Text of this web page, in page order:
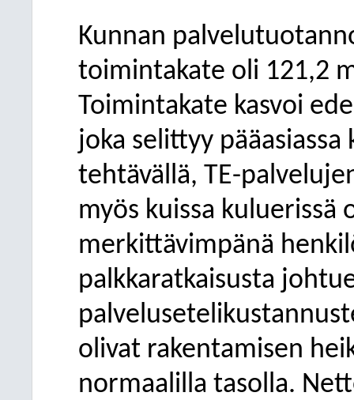
Kunnan
toimintakate oli 121,2
Toimintakate kasvoi
joka selittyy
tehtävällä, TE-
myös kuissa kuluerissä
merkittävimpänä
palkkaratkaisusta
olivat rakentamisen
normaalilla tasolla.